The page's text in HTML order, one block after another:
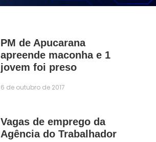
PM de Apucarana
apreende maconha e 1
jovem foi preso
6 de outubro de 2017
Vagas de emprego da
Agência do Trabalhador